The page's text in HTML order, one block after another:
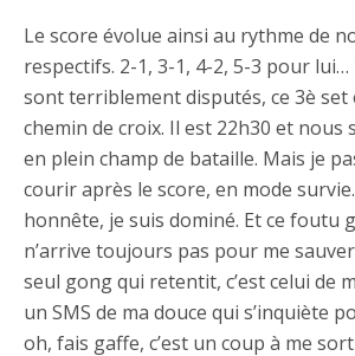
Le score évolue ainsi au rythme de
respectifs. 2-1, 3-1, 4-2, 5-3 pour
sont terriblement disputés, ce 3è
chemin de croix. Il est 22h30 et nous
en plein champ de bataille. Mais je
courir après le score, en mode
honnête, je suis dominé. Et ce foutu
n’arrive toujours pas pour me
seul gong qui retentit, c’est celui de
un SMS de ma douce qui s’inquiète
oh, fais gaffe, c’est un coup à me